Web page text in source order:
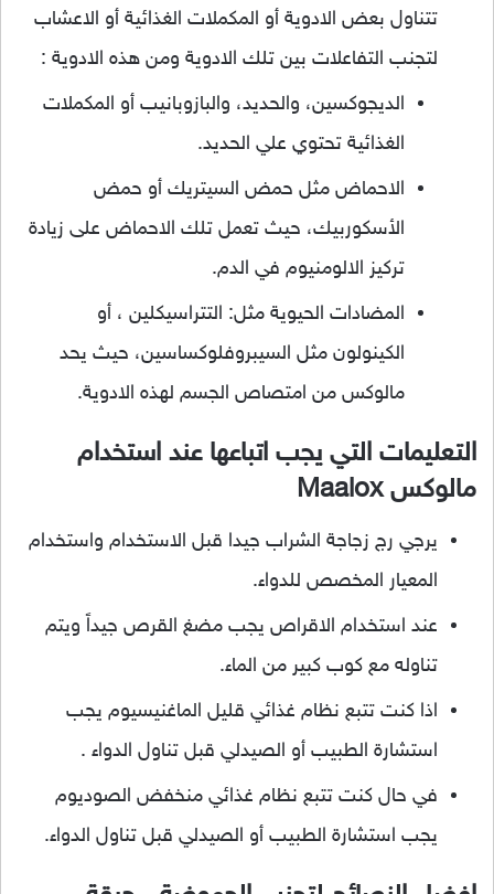
تتناول بعض الادوية أو المكملات الغذائية أو الاعشاب
لتجنب التفاعلات بين تلك الادوية ومن هذه الادوية :
الديجوكسين، والحديد، والبازوبانيب أو المكملات
الغذائية تحتوي علي الحديد.
الاحماض مثل حمض السيتريك أو حمض
الأسكوربيك، حيث تعمل تلك الاحماض على زيادة
تركيز الالومنيوم في الدم.
المضادات الحيوية مثل: التتراسيكلين ، أو
الكينولون مثل السيبروفلوكساسين، حيث يحد
مالوكس من امتصاص الجسم لهذه الادوية.
التعليمات التي يجب اتباعها عند استخدام
مالوكس Maalox
يرجي رج زجاجة الشراب جيدا قبل الاستخدام واستخدام
المعيار المخصص للدواء.
عند استخدام الاقراص يجب مضغ القرص جيداً ويتم
تناوله مع كوب كبير من الماء.
اذا كنت تتبع نظام غذائي قليل الماغنيسيوم يجب
استشارة الطبيب أو الصيدلي قبل تناول الدواء .
في حال كنت تتبع نظام غذائي منخفض الصوديوم
يجب استشارة الطبيب أو الصيدلي قبل تناول الدواء.